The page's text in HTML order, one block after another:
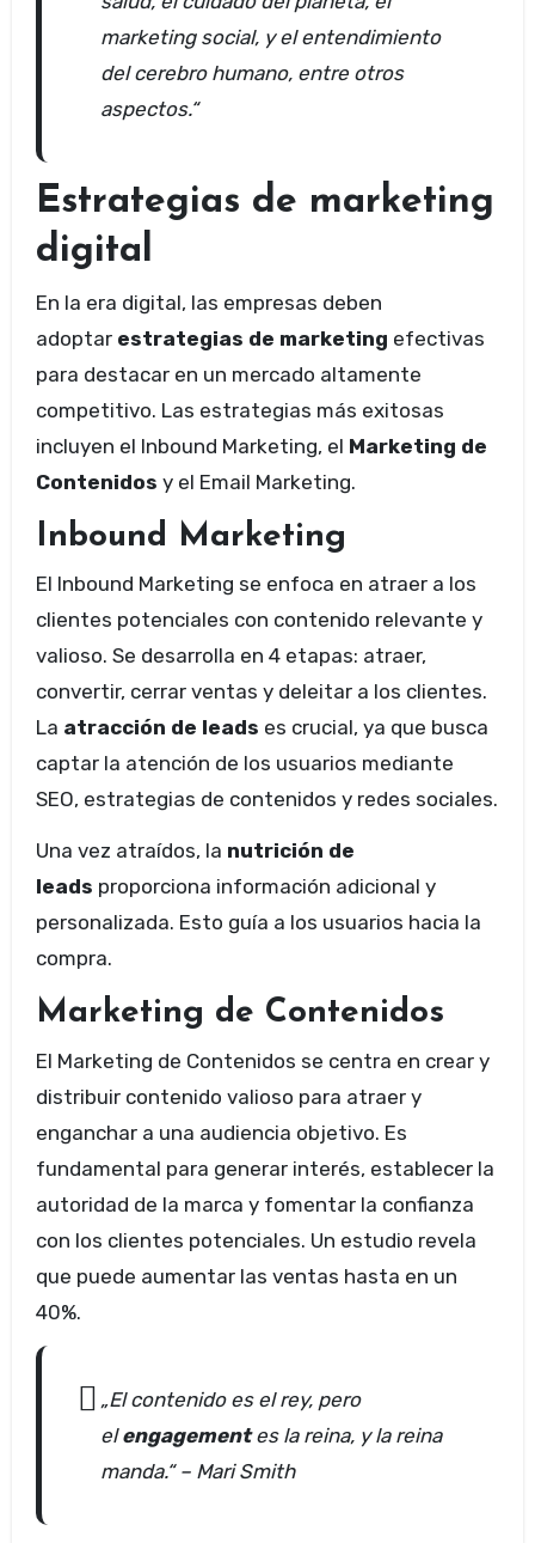
marketing social, y el entendimiento
del cerebro humano, entre otros
aspectos.“
Estrategias de marketing
digital
En la era digital, las empresas deben
adoptar estrategias de marketing efectivas
para destacar en un mercado altamente
competitivo. Las estrategias más exitosas
incluyen el Inbound Marketing, el Marketing de
Contenidos y el Email Marketing.
Inbound Marketing
El Inbound Marketing se enfoca en atraer a los
clientes potenciales con contenido relevante y
valioso. Se desarrolla en 4 etapas: atraer,
convertir, cerrar ventas y deleitar a los clientes.
La atracción de leads es crucial, ya que busca
captar la atención de los usuarios mediante
SEO, estrategias de contenidos y redes sociales.
Una vez atraídos, la nutrición de
leads proporciona información adicional y
personalizada. Esto guía a los usuarios hacia la
compra.
Marketing de Contenidos
El Marketing de Contenidos se centra en crear y
distribuir contenido valioso para atraer y
enganchar a una audiencia objetivo. Es
fundamental para generar interés, establecer la
autoridad de la marca y fomentar la confianza
con los clientes potenciales. Un estudio revela
que puede aumentar las ventas hasta en un
40%.
„El contenido es el rey, pero
elengagementes la reina, y la reina
manda.“ – Mari Smith